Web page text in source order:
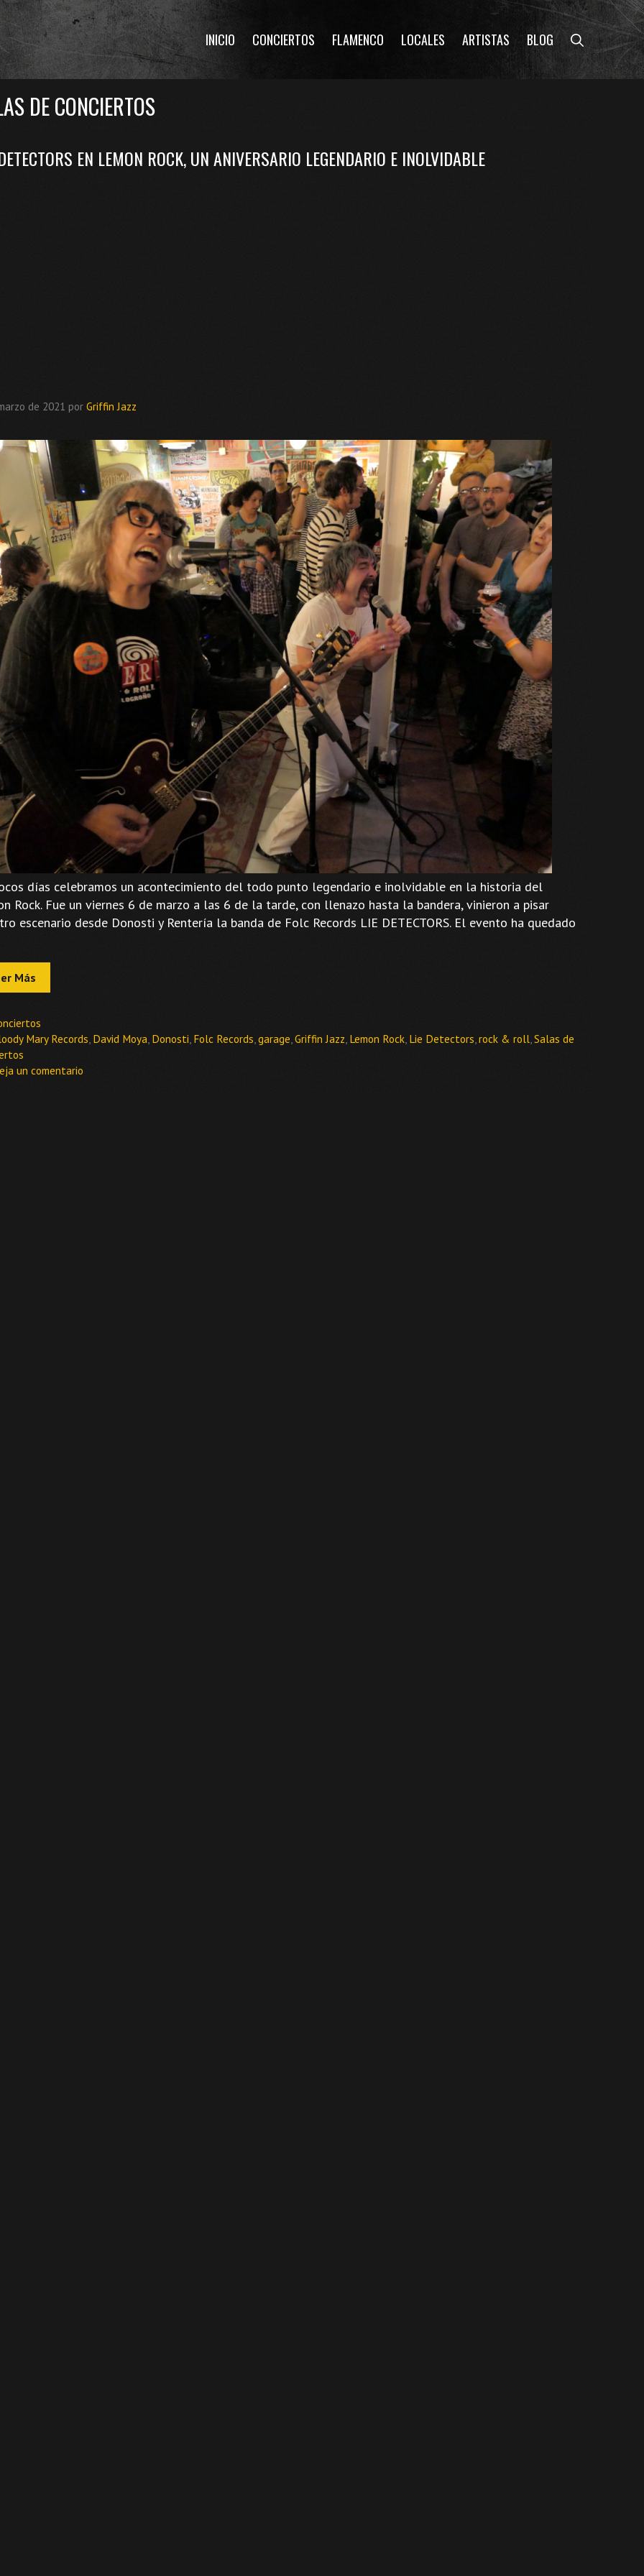
INICIO CONCIERTOS FLAMENCO LOCALES ARTISTAS BLOG
DE CONCIERTOS
EN LEMON ROCK, UN ANIVERSARIO LEGENDARIO E INOLVIDABLE
de 2021 por Griffin Jazz
días celebramos un acontecimiento del todo punto legendario e inolvidable en la historia del
Rock. Fue un viernes 6 de marzo a las 6 de la tarde, con llenazo hasta la bandera, vinieron a pisar
escenario desde Donosti y Rentería la banda de Folc Records LIE DETECTORS. El evento ha quedado
Más
Mary Records David Moya Donosti Folc Records ,garage ,Griffin Jazz Lemon Rock Lie Detectors ,rock & roll ,Salas de
un comentario